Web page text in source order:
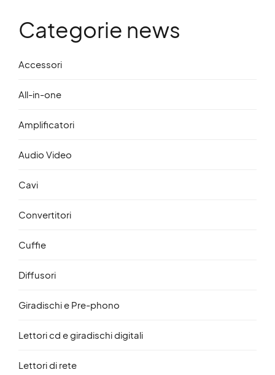
Categorie news
Accessori
All-in-one
Amplificatori
Audio Video
Cavi
Convertitori
Cuffie
Diffusori
Giradischi e Pre-phono
Lettori cd e giradischi digitali
Lettori di rete